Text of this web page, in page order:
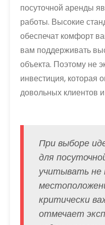
посуточной аренды
работы. Высокие
обеспечат комфорт
вам поддерживать
объекта. Поэтому не
инвестиция, которая
довольных клиентов
При выборе
для
учитывать не
критически
отмечает